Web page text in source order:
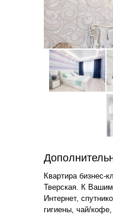
Квартира бизнес-
Тверская. К
Интернет,
гигиены, чай/